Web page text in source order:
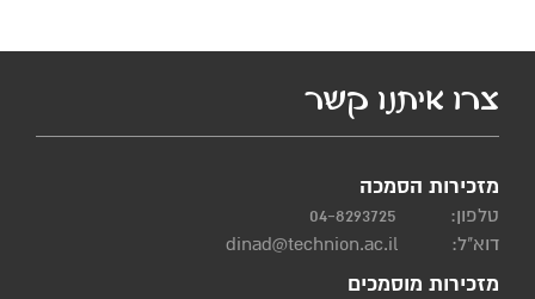
צרו איתנו קשר
מזכירות הסמכה
טלפון:
04-8293725
דוא"ל:
dinad@technion.ac.il
מזכירות מוסמכים